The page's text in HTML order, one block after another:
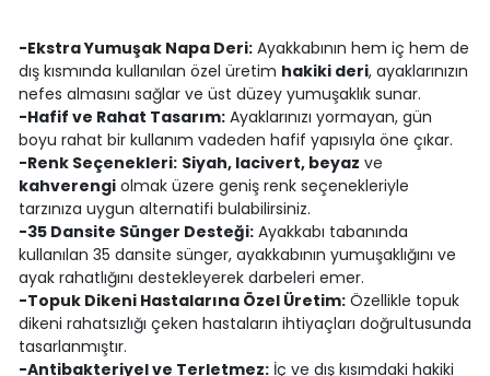
-Ekstra Yumuşak Napa Deri:Ayakkabının hem iç hem de
dış kısmında kullanılan özel üretim hakiki deri, ayaklarınızın
nefes almasını sağlar ve üst düzey yumuşaklık sunar.
-Hafif ve Rahat Tasarım:Ayaklarınızı yormayan, gün
boyu rahat bir kullanım vadeden hafif yapısıyla öne çıkar.
-Renk Seçenekleri: Siyah, lacivert, beyaz ve
kahverengiolmak üzere geniş renk seçenekleriyle
tarzınıza uygun alternatifi bulabilirsiniz.
-35 Dansite Sünger Desteği:Ayakkabı tabanında
kullanılan 35 dansite sünger, ayakkabının yumuşaklığını ve
ayak rahatlığını destekleyerek darbeleri emer.
-Topuk Dikeni Hastalarına Özel Üretim:Özellikle topuk
dikeni rahatsızlığı çeken hastaların ihtiyaçları doğrultusunda
tasarlanmıştır.
-Antibakteriyel ve Terletmez:İç ve dış kısımdaki hakiki